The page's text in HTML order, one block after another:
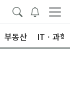
부동산 ITㆍ과학